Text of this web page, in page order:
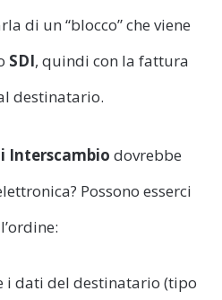
di un “blocco” che viene
SDI, quindi con la fattura
destinatario.
Interscambio dovrebbe
Possono esserci
i dati del destinatario (tipo